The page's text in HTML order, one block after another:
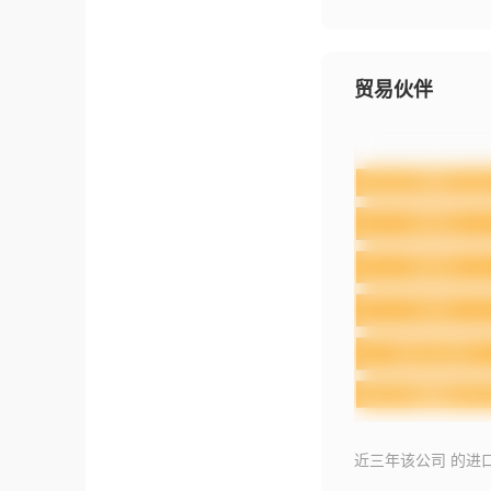
贸易伙伴
近三年该公司 的进